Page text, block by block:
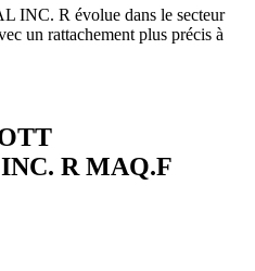
R évolue dans le secteur
un rattachement plus précis à
R MAQ.F